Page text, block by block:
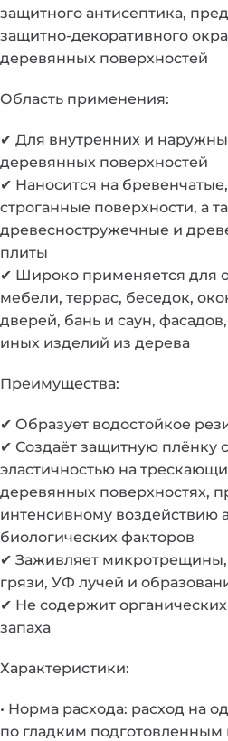
защитного антисептика,
защитно-декоративного
деревянных поверхностей
Область применения:
✔ Для внутренних и
деревянных поверхностей
✔ Наносится на
строганные поверхности, а
древесностружечные и
плиты
✔ Широко применяется для
мебели, террас, беседок,
дверей, бань и саун,
иных изделий из дерева
Преимущества:
✔ Образует водостойкое
✔ Создаёт защитную плёнку
эластичностью на
деревянных поверхностях,
интенсивному воздействию
биологических факторов
✔ Заживляет микротрещины,
грязи, УФ лучей и
✔ Не содержит
запаха
Характеристики:
• Норма расхода: расход на
по гладким подготовленным